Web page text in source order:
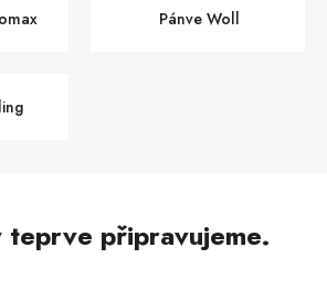
Pánve Woll
teprve připravujeme.